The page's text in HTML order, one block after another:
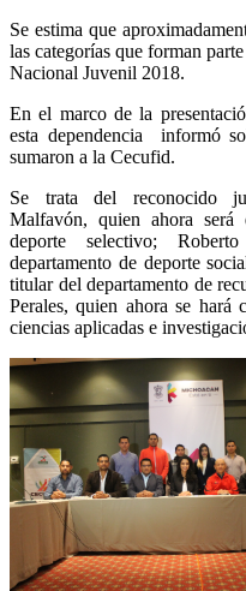
Se estima que
las categorías que forman
Nacional Juvenil 2018.
En el marco de la
esta dependencia informó
sumaron a la Cecufid.
Se trata del reconocido
Malfavón, quien ahora
deporte selectivo;
departamento de deporte
titular del departamento de
Perales, quien ahora se hará
ciencias aplicadas e